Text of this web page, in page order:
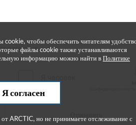
поля
чтобы обеспечить читателям
файлы cookie также устанавливаются
информацию можно найти вПолитике
Я согласен
ARCTIC, но не принимаете отслеживание с